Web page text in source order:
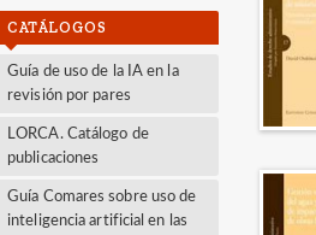
CATÁLOGOS
Guía de uso de la IA en la
revisión por pares
LORCA. Catálogo de
publicaciones
Guía Comares sobre uso de
inteligencia artificial en las